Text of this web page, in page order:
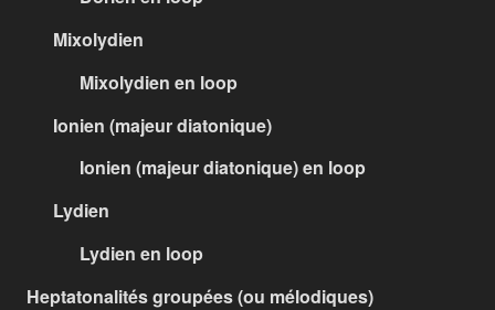
Mixolydien
Mixolydien en loop
Ionien (majeur diatonique)
Ionien (majeur diatonique) en loop
Lydien
Lydien en loop
Heptatonalités groupées (ou mélodiques)